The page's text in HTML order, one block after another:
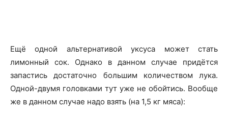
Ещё одной альтернативой уксуса может стать
лимонный сок. Однако в данном случае придётся
запастись достаточно большим количеством лука.
Одной-двумя головками тут уже не обойтись. Вообще
же в данном случае надо взять (на 1,5 кг мяса):